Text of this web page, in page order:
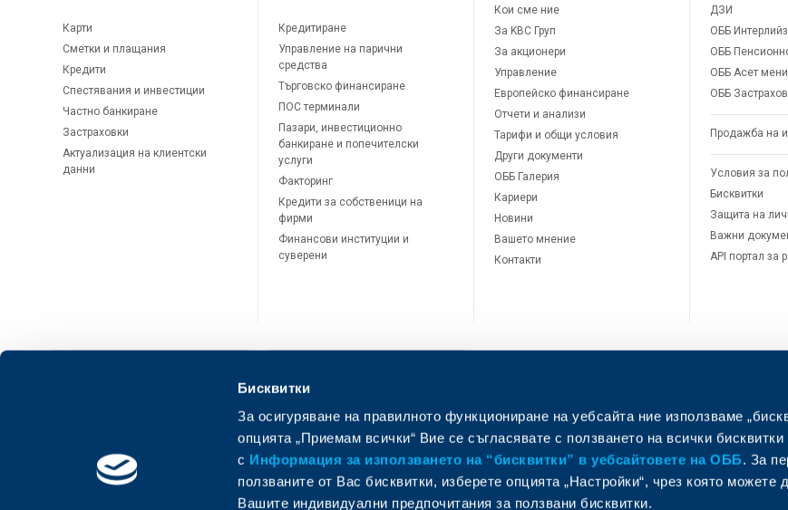
Бисквитки
За осигуряване на правилното функциониране на уебсайта ние използваме
опцията „Приемам всички“ Вие се съгласявате с ползването на всички бисквитки
с Информация за използването на “бисквитки” в уебсайтовете на ОББ. За
ползваните от Вас бисквитки, изберете опцията „Настройки“, чрез която можете
Вашите индивидуални предпочитания за ползвани бисквитки.
Карти
Сметки и плащания
Кредити
Спестявания и инвестиции
Частно банкиране
Застраховки
Актуализация на клиентски
данни
Кредитиране
Управление на парични
средства
Търговско финансиране
ПОС терминали
Пазари, инвестиционно
банкиране и попечителски
услуги
Факторинг
Кредити за собственици на
фирми
Финансови институции и
суверени
Кои сме ние
За KBC Груп
За акционери
Управление
Европейско финансиране
Отчети и анализи
Тарифи и общи условия
Други документи
ОББ Галерия
Кариери
Новини
Вашето мнение
Контакти
ДЗИ
ОББ Интерлийз
ОББ
ОББ Асет
ОББ
Продажба на
Условия за
Бисквитки
Защита на
Важни
API портал за
ОББ Мобайл